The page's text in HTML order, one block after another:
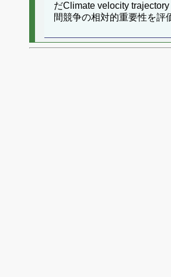
だClimate velocity
間競争の相対的重要性を評